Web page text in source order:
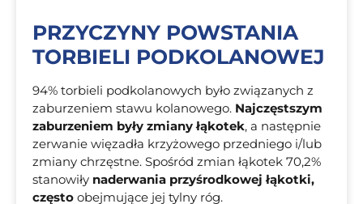
PRZYCZYNY POWSTANIA
TORBIELI PODKOLANOWEJ
94% torbieli podkolanowych było związanych z
zaburzeniem stawu kolanowego. Najczęstszym
zaburzeniem były zmiany łąkotek, a następnie
zerwanie więzadła krzyżowego przedniego i/lub
zmiany chrzęstne. Spośród zmian łąkotek 70,2%
stanowiły naderwania przyśrodkowej łąkotki,
często obejmujące jej tylny róg.